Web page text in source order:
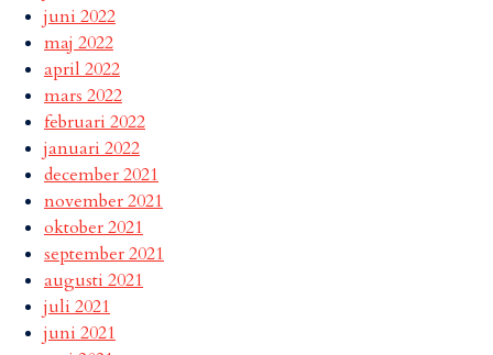
juni 2022
maj 2022
april 2022
mars 2022
februari 2022
januari 2022
december 2021
november 2021
oktober 2021
september 2021
augusti 2021
juli 2021
juni 2021